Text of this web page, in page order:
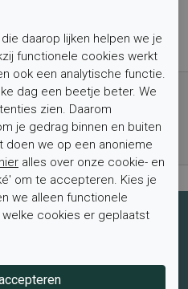
NL)
nieuwsbrief
daarop lijken helpen we je
functionele cookies werkt
ook een analytische functie.
dag een beetje beter. We
zien. Daarom
je gedrag binnen en buiten
doen we op een anonieme
hier alles over onze cookie- en
om te accepteren. Kies je
we alleen functionele
cookies er geplaatst